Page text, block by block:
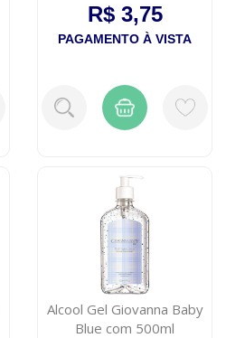
R$ 3,75
PAGAMENTO À VISTA
Alcool Gel Giovanna Baby
Blue com 500ml